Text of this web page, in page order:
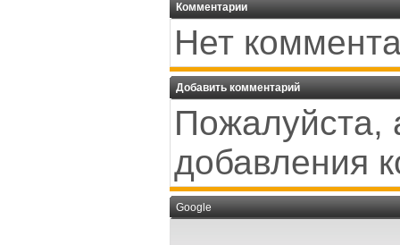
Комментарии
Нет
Добавить комментарий
Пожалуйста,
добавления
Google